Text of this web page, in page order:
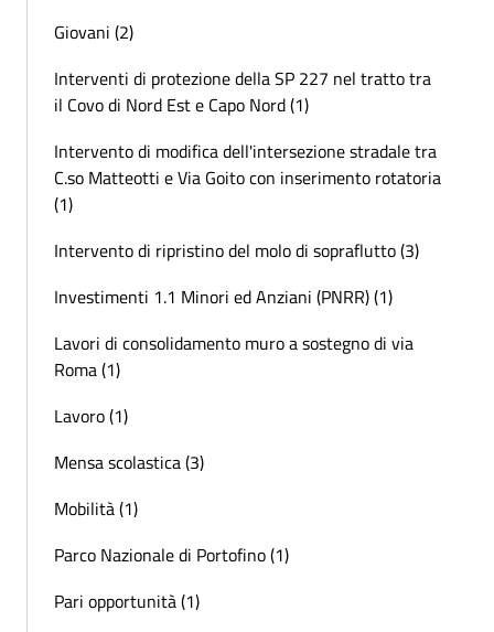
Giovani (2)
Interventi di protezione della SP 227 nel tratto tra
il Covo di Nord Est e Capo Nord (1)
Intervento di modifica dell'intersezione stradale tra
C.so Matteotti e Via Goito con inserimento rotatoria
(1)
Intervento di ripristino del molo di sopraflutto (3)
Investimenti 1.1 Minori ed Anziani (PNRR) (1)
Lavori di consolidamento muro a sostegno di via
Roma (1)
Lavoro (1)
Mensa scolastica (3)
Mobilità (1)
Parco Nazionale di Portofino (1)
Pari opportunità (1)